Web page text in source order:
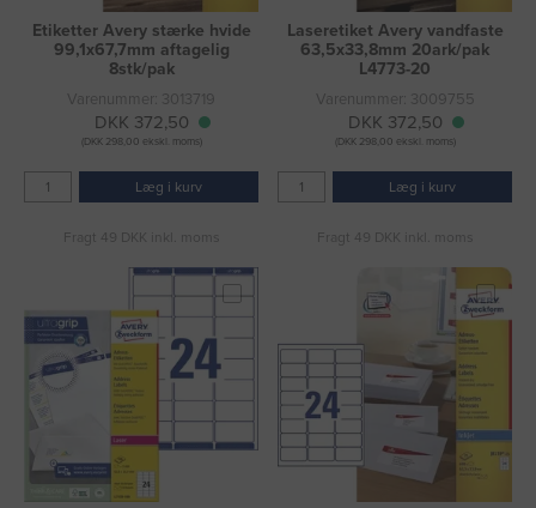
Etiketter Avery stærke hvide
99,1x67,7mm aftagelig
8stk/pak
Varenummer: 3013719
DKK 372,50
(DKK 298,00 ekskl. moms)
Læg i kurv
Fragt 49 DKK inkl. moms
Laseretiket Avery vandfaste
63,5x33,8mm 20ark/pak
L4773-20
Varenummer: 3009755
DKK 372,50
(DKK 298,00 ekskl. moms)
Læg i kurv
Fragt 49 DKK inkl. moms